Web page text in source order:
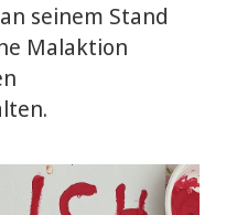
seinem Stand
Malaktion